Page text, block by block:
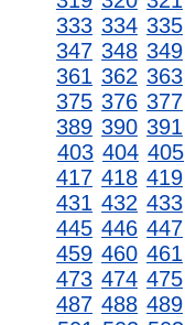
333 334 335
347 348 349
361 362 363
375 376 377
389 390 391
403 404 405
417 418 419
431 432 433
445 446 447
459 460 461
473 474 475
487 488 489